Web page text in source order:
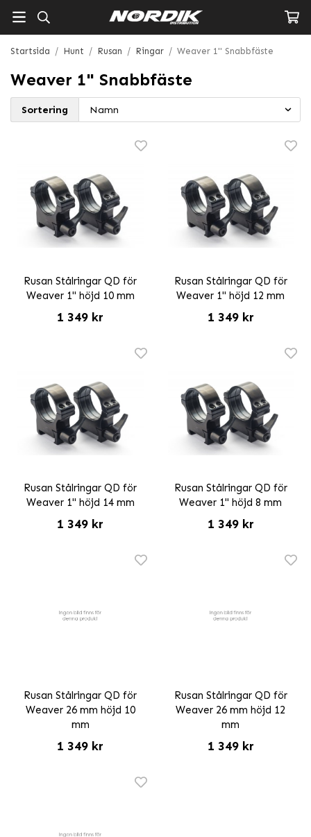
Startsida / Hunt / Rusan / Ringar / Weaver 1" Snabbfäste
Weaver 1" Snabbfäste
Sortering
Rusan Stålringar QD för
Weaver 1" höjd 10 mm
1 349 kr
Rusan Stålringar QD för
Weaver 1" höjd 12 mm
1 349 kr
Rusan Stålringar QD för
Weaver 1" höjd 14 mm
1 349 kr
Rusan Stålringar QD för
Weaver 1" höjd 8 mm
1 349 kr
Rusan Stålringar QD för
Weaver 26 mm höjd 10
mm
1 349 kr
Rusan Stålringar QD för
Weaver 26 mm höjd 12
mm
1 349 kr